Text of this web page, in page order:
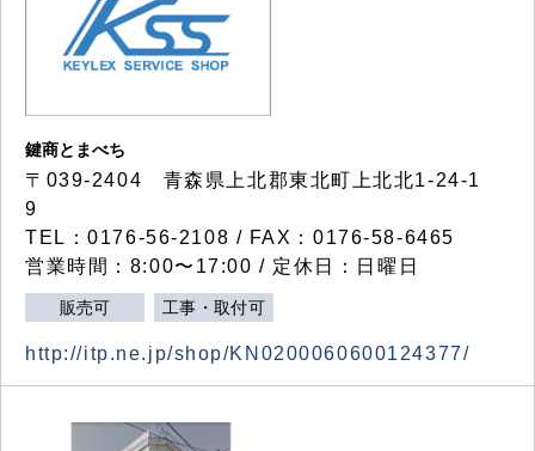
鍵商とまべち
〒039-2404 青森県上北郡東北町上北北1-24-1
9
TEL：0176-56-2108 / FAX：0176-58-6465
営業時間：8:00〜17:00 / 定休日：日曜日
販売可 工事・取付可
http://itp.ne.jp/shop/KN0200060600124377/